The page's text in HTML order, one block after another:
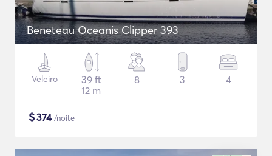
Beneteau Oceanis Clipper 393
Veleiro
39 ft
12 m
8 3 4
$374/noite